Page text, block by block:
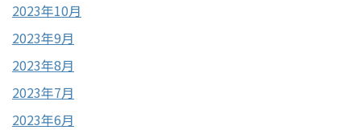
2023年10月
2023年9月
2023年8月
2023年7月
2023年6月